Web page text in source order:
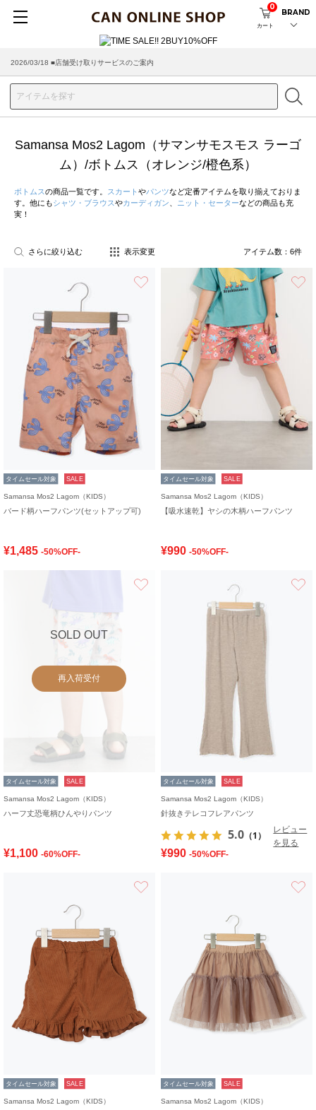
カート
0
BRAND
2026/03/18 ■店舗受け取りサービスのご案内
Samansa Mos2 Lagom（サマンサモスモス ラーゴ
ム）/ボトムス（オレンジ/橙色系）
ボトムスの商品一覧です。 スカート やパンツなど定番アイテムを取り揃えておりま
す。他にもシャツ・ブラウスやカーディガン ニット・セーターなどの商品も充
実！
さらに絞り込む 表示変更 アイテム数： 6件
お気に入り
タイムセール対象 SALE
Samansa Mos2 Lagom（KIDS）
バード柄ハーフパンツ(セットアップ可)
¥1,485 -50%OFF-
タイムセール対象 SALE
Samansa Mos2 Lagom（KIDS）
【吸水速乾】ヤシの木柄ハーフパンツ
¥990 -50%OFF-
SOLD OUT
再入荷受付
タイムセール対象 SALE
Samansa Mos2 Lagom（KIDS）
ハーフ丈恐竜柄ひんやりパンツ
¥1,100 -60%OFF-
タイムセール対象 SALE
Samansa Mos2 Lagom（KIDS）
針抜きテレコフレアパンツ
5.0 （1）
レビュー
を見る
¥990 -50%OFF-
タイムセール対象 SALE
Samansa Mos2 Lagom（KIDS）
タイムセール対象 SALE
Samansa Mos2 Lagom（KIDS）